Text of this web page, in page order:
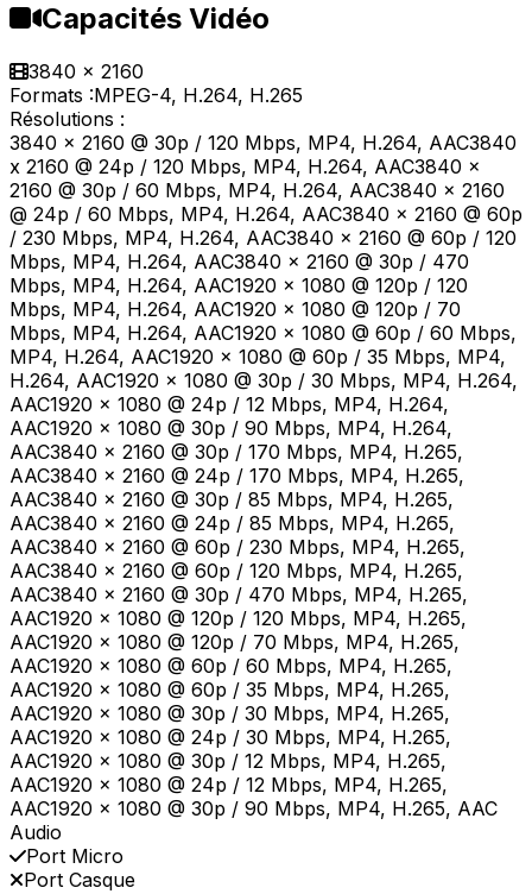
Capacités Vidéo
3840 x 2160
Formats :MPEG-4, H.264, H.265
Résolutions :
3840 x 2160 @ 30p / 120 Mbps, MP4, H.264, AAC3840
x 2160 @ 24p / 120 Mbps, MP4, H.264, AAC3840 x
2160 @ 30p / 60 Mbps, MP4, H.264, AAC3840 x 2160
@ 24p / 60 Mbps, MP4, H.264, AAC3840 x 2160 @ 60p
/ 230 Mbps, MP4, H.264, AAC3840 x 2160 @ 60p / 120
Mbps, MP4, H.264, AAC3840 x 2160 @ 30p / 470
Mbps, MP4, H.264, AAC1920 x 1080 @ 120p / 120
Mbps, MP4, H.264, AAC1920 x 1080 @ 120p / 70
Mbps, MP4, H.264, AAC1920 x 1080 @ 60p / 60 Mbps,
MP4, H.264, AAC1920 x 1080 @ 60p / 35 Mbps, MP4,
H.264, AAC1920 x 1080 @ 30p / 30 Mbps, MP4, H.264,
AAC1920 x 1080 @ 24p / 12 Mbps, MP4, H.264,
AAC1920 x 1080 @ 30p / 90 Mbps, MP4, H.264,
AAC3840 x 2160 @ 30p / 170 Mbps, MP4, H.265,
AAC3840 x 2160 @ 24p / 170 Mbps, MP4, H.265,
AAC3840 x 2160 @ 30p / 85 Mbps, MP4, H.265,
AAC3840 x 2160 @ 24p / 85 Mbps, MP4, H.265,
AAC3840 x 2160 @ 60p / 230 Mbps, MP4, H.265,
AAC3840 x 2160 @ 60p / 120 Mbps, MP4, H.265,
AAC3840 x 2160 @ 30p / 470 Mbps, MP4, H.265,
AAC1920 x 1080 @ 120p / 120 Mbps, MP4, H.265,
AAC1920 x 1080 @ 120p / 70 Mbps, MP4, H.265,
AAC1920 x 1080 @ 60p / 60 Mbps, MP4, H.265,
AAC1920 x 1080 @ 60p / 35 Mbps, MP4, H.265,
AAC1920 x 1080 @ 30p / 30 Mbps, MP4, H.265,
AAC1920 x 1080 @ 24p / 30 Mbps, MP4, H.265,
AAC1920 x 1080 @ 30p / 12 Mbps, MP4, H.265,
AAC1920 x 1080 @ 24p / 12 Mbps, MP4, H.265,
AAC1920 x 1080 @ 30p / 90 Mbps, MP4, H.265, AAC
Audio
Port Micro
Port Casque